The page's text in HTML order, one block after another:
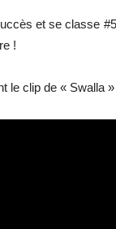
et se classe
!
le clip de « Swalla »